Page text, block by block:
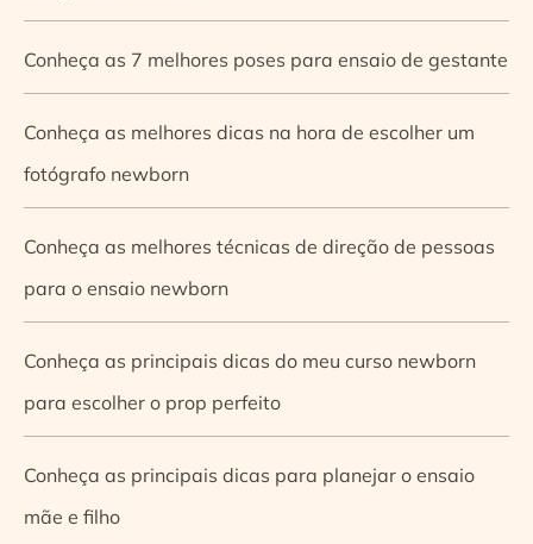
Conheça as 7 melhores poses para ensaio de gestante
Conheça as melhores dicas na hora de escolher um
fotógrafo newborn
Conheça as melhores técnicas de direção de pessoas
para o ensaio newborn
Conheça as principais dicas do meu curso newborn
para escolher o prop perfeito
Conheça as principais dicas para planejar o ensaio
mãe e filho